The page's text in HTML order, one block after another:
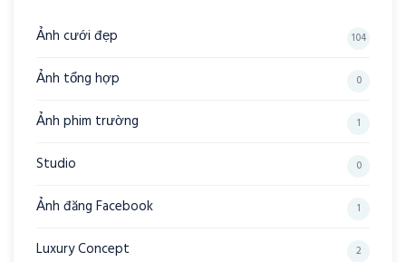
Ảnh cưới đẹp 104
Ảnh tổng hợp 0
Ảnh phim trường 1
Studio 0
Ảnh đăng Facebook 1
Luxury Concept 2